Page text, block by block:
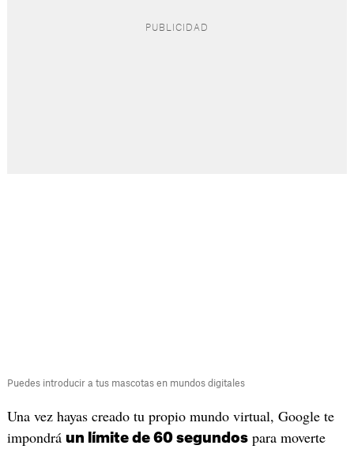
Puedes introducir a tus mascotas en mundos digitales
Una vez hayas creado tu propio mundo virtual, Google te
impondrá un límite de 60 segundospara moverte